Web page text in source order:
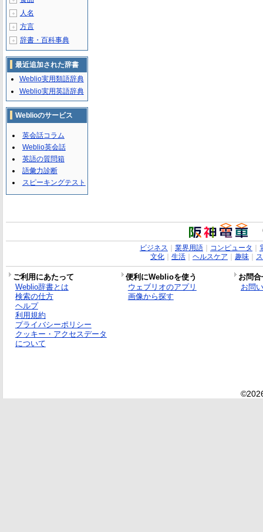
＋ 人名
＋ 方言
＋ 辞書・百科事典
最近追加された辞書
Weblio実用類語辞典
Weblio実用英語辞典
Weblioのサービス
英会話コラム
Weblio英会話
英語の質問箱
語彙力診断
スピーキングテスト
ビジネス 業界用語｜ コンピュータ
文化｜ 生活｜ ヘルスケア 趣味｜
ご利用にあたって 便利にWeblioを使う
お問
Weblio辞書とは
検索の仕方
ヘルプ
利用規約
プライバシーポリシー
クッキー・アクセスデータ
について
ウェブリオのアプリ
画像から探す
お問